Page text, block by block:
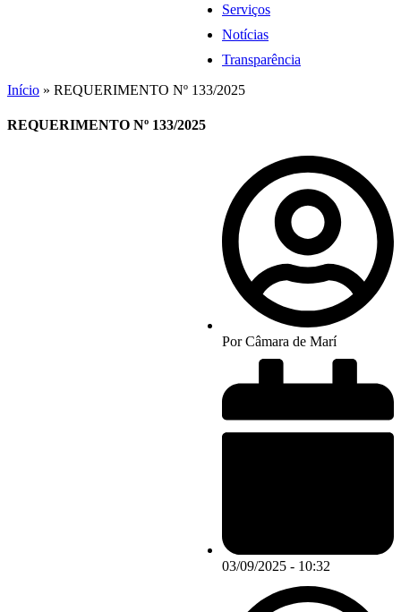
Serviços
Notícias
Transparência
Início » REQUERIMENTO Nº 133/2025
REQUERIMENTO Nº 133/2025
PorCâmara de Marí
03/09/2025 - 10:32